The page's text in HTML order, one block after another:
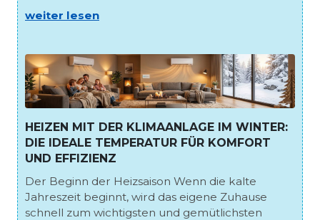
weiter lesen
HEIZEN MIT DER KLIMAANLAGE IM WINTER:
DIE IDEALE TEMPERATUR FÜR KOMFORT
UND EFFIZIENZ
Der Beginn der Heizsaison Wenn die kalte
Jahreszeit beginnt, wird das eigene Zuhause
schnell zum wichtigsten und gemütlichsten